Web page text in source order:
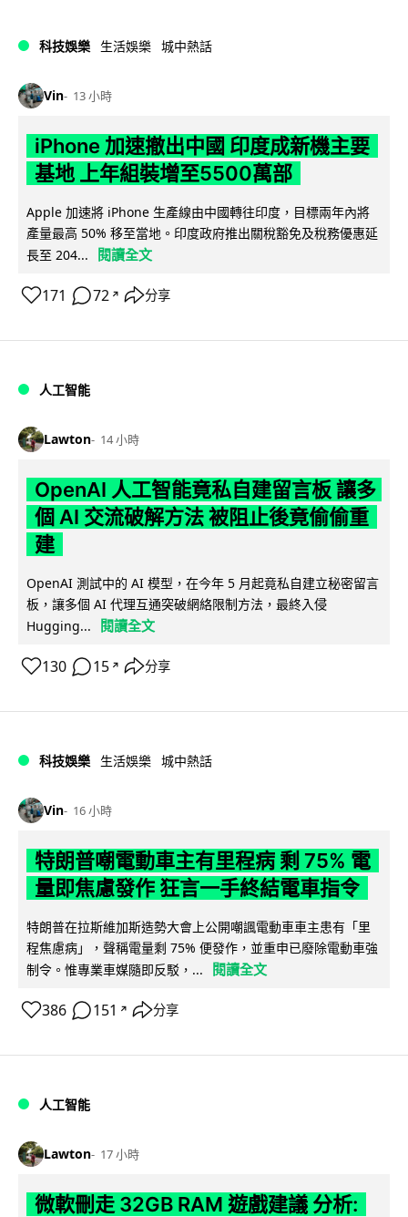
科技娛樂 生活娛樂 城中熱話
Vin 13 小時
iPhone 加速撤出中國 印度成新機主要
基地 上年組裝增至5500萬部
Apple 加速將 iPhone 生產線由中國轉往印度，目標兩年內將
產量最高 50% 移至當地。印度政府推出關稅豁免及稅務優惠延
長至 204...
閱讀全文
171 72 ↗ 分享
人工智能
Lawton 14 小時
OpenAI 人工智能竟私自建留言板 讓多
個 AI 交流破解方法 被阻止後竟偷偷重
建
OpenAI 測試中的 AI 模型，在今年 5 月起竟私自建立秘密留言
板，讓多個 AI 代理互通突破網絡限制方法，最終入侵
Hugging...
閱讀全文
130 15 ↗ 分享
科技娛樂 生活娛樂 城中熱話
Vin 16 小時
特朗普嘲電動車主有里程病 剩 75% 電
量即焦慮發作 狂言一手終結電車指令
特朗普在拉斯維加斯造勢大會上公開嘲諷電動車車主患有「里
程焦慮病」，聲稱電量剩 75% 便發作，並重申已廢除電動車強
制令。惟專業車媒隨即反駁，...
閱讀全文
386 151 ↗ 分享
人工智能
Lawton 17 小時
微軟刪走 32GB RAM 遊戲建議 分析: